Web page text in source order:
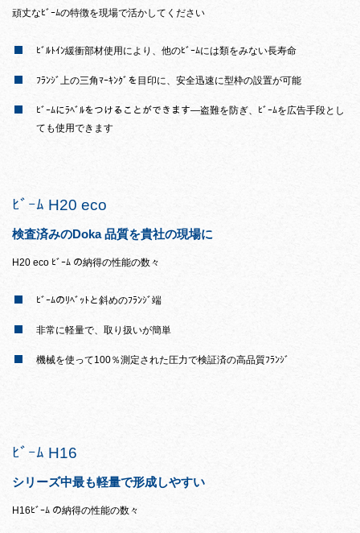
頑丈なﾋﾞｰﾑの特徴を現場で活かしてください
ﾋﾞﾙﾄｲﾝ緩衝部材使用により、他のﾋﾞｰﾑには類をみない長寿命
ﾌﾗﾝｼﾞ上の三角ﾏｰｷﾝｸﾞを目印に、安全迅速に型枠の設置が可能
ﾋﾞｰﾑにﾗﾍﾞﾙをつけることができます―盗難を防ぎ、ﾋﾞｰﾑを広告手段とし
ても使用できます
ﾋﾞｰﾑ H20 eco
検査済みのDoka 品質を貴社の現場に
H20 eco ﾋﾞｰﾑ の納得の性能の数々
ﾋﾞｰﾑのﾘﾍﾞｯﾄと斜めのﾌﾗﾝｼﾞ端
非常に軽量で、取り扱いが簡単
機械を使って100％測定された圧力で検証済の高品質ﾌﾗﾝｼﾞ
ﾋﾞｰﾑ H16
シリーズ中最も軽量で形成しやすい
H16ﾋﾞｰﾑ の納得の性能の数々